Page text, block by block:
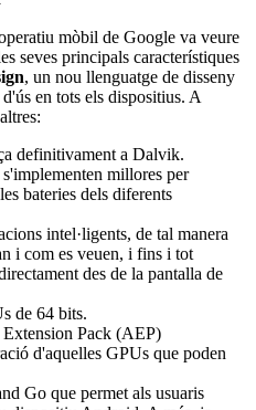
mòbil de Google va veure
seves principals característiques
, un nou llenguatge de disseny
en tots els dispositius. A
definitivament a Dalvik.
millores per
bateries dels diferents
intel·ligents, de tal manera
i com es veuen, i fins i tot
des de la pantalla de
de 64 bits.
Pack (AEP)
d'aquelles GPUs que poden
Go que permet als usuaris